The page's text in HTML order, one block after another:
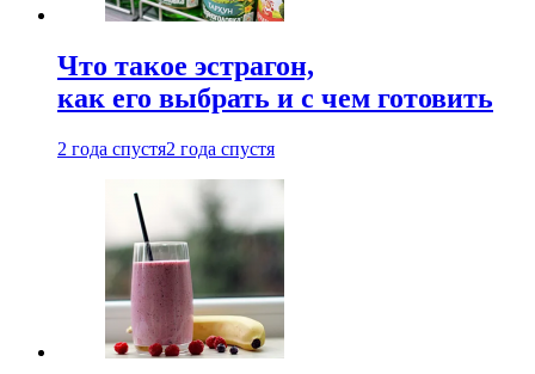
Что такое эстрагон,
как его выбрать и с чем готовить
2 года спустя2 года спустя